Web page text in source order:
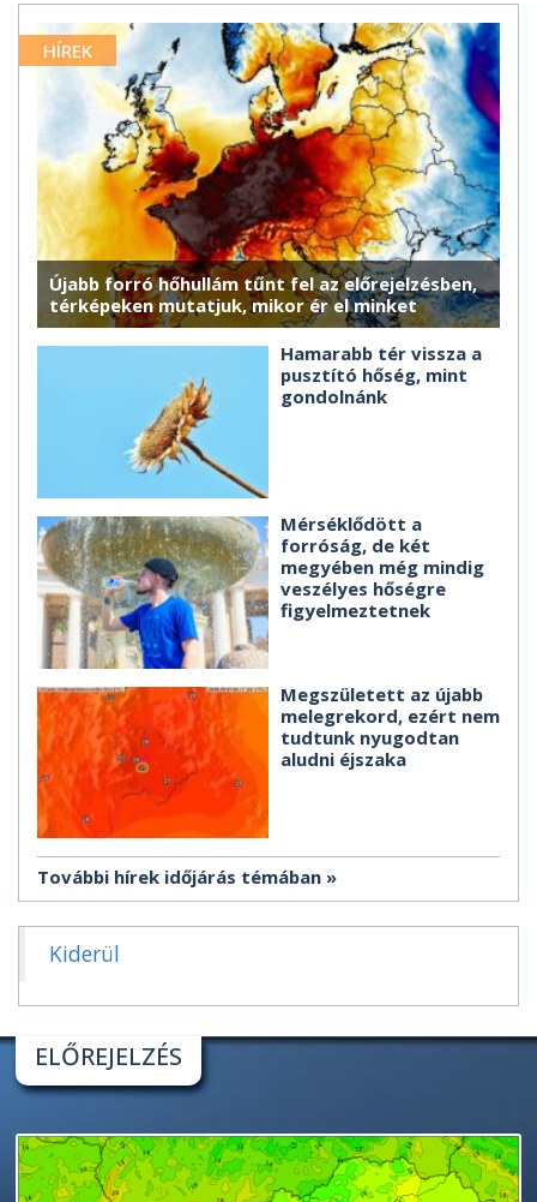
HÍREK
Újabb forró hőhullám tűnt fel az előrejelzésben,
térképeken mutatjuk, mikor ér el minket
Hamarabb tér vissza a
pusztító hőség, mint
gondolnánk
Mérséklődött a
forróság, de két
megyében még mindig
veszélyes hőségre
figyelmeztetnek
Megszületett az újabb
melegrekord, ezért nem
tudtunk nyugodtan
aludni éjszaka
További hírek időjárás témában
Kiderül
ELŐREJELZÉS